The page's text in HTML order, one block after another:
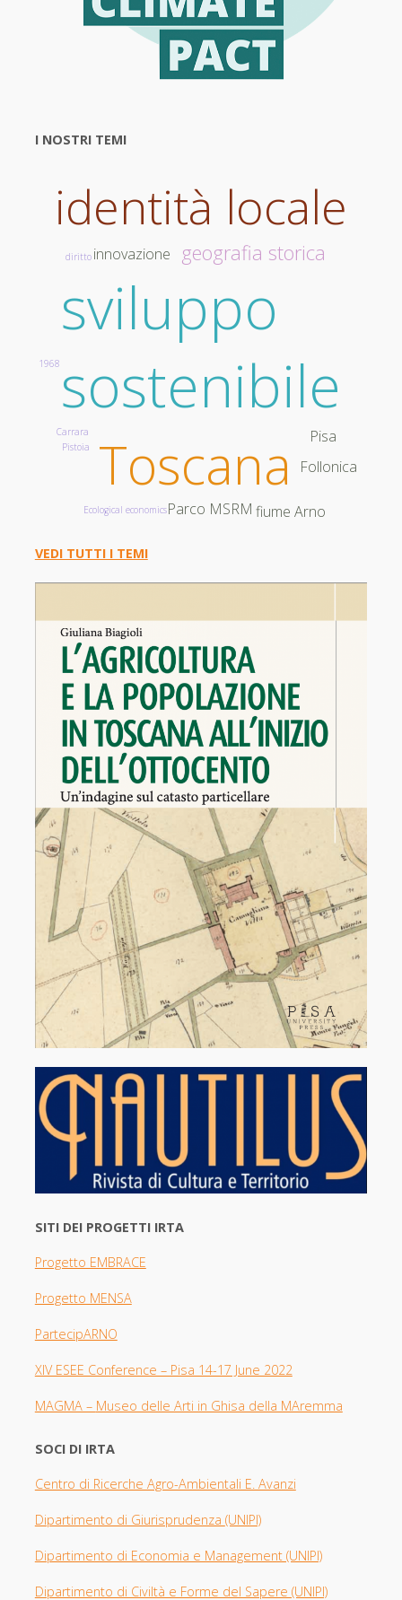
I NOSTRI TEMI
sviluppo
sostenibile
Toscana
identità locale
geografia storica
innovazione
Parco MSRM
Follonica
Pisa
fiume Arno
Carrara
Ecological economics
Pistoia
1968
diritto
VEDI TUTTI I TEMI
SITI DEI PROGETTI IRTA
Progetto EMBRACE
Progetto MENSA
PartecipARNO
XIV ESEE Conference – Pisa 14-17 June 2022
MAGMA – Museo delle Arti in Ghisa della MAremma
SOCI DI IRTA
Centro di Ricerche Agro-Ambientali E. Avanzi
Dipartimento di Giurisprudenza (UNIPI​)
Dipartimento di Economia e Management (UNIPI)
Dipartimento di Civiltà e Forme del Sapere (UNIPI)